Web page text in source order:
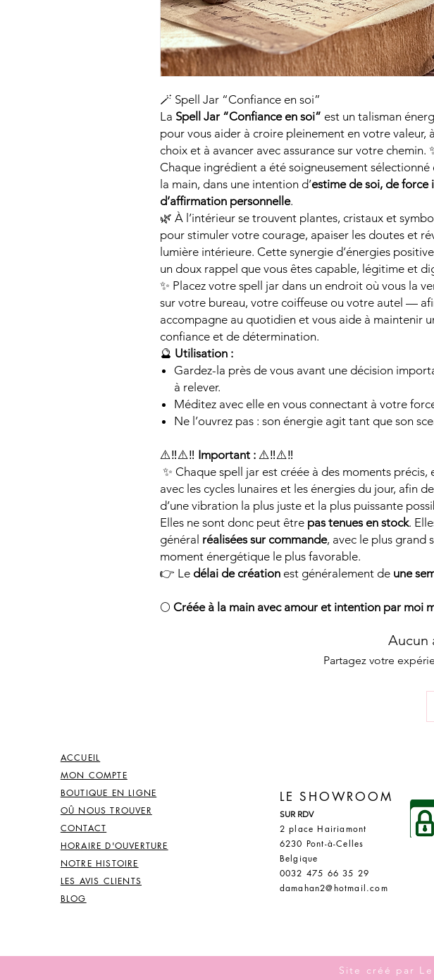
🪄 Spell Jar “Confiance en soi”
La Spell Jar “Confiance en soi” est un talisman
pour vous aider à croire pleinement en votre valeur,
choix et à avancer avec assurance sur votre chemin.
Chaque ingrédient a été soigneusement sélectionné
la main, dans une intention d’estime de soi, de force
d’affirmation personnelle.
🌿 À l’intérieur se trouvent plantes, cristaux et
pour stimuler votre courage, apaiser les doutes et
lumière intérieure. Cette synergie d’énergies
un doux rappel que vous êtes capable, légitime et
✨ Placez votre spell jar dans un endroit où vous la
sur votre bureau, votre coiffeuse ou votre autel —
accompagne au quotidien et vous aide à maintenir
confiance et de détermination.
🔮 Utilisation :
Gardez-la près de vous avant une décision
à relever.
Méditez avec elle en vous connectant à votre
Ne l’ouvrez pas : son énergie agit tant que son
⚠️‼️⚠️‼️ Important : ⚠️‼️⚠️‼️
✨ Chaque spell jar est créée à des moments précis,
avec les cycles lunaires et les énergies du jour, afin
d’une vibration la plus juste et la plus puissante
Elles ne sont donc peut être pas tenues en stock.
général réalisées sur commande, avec le plus grand
moment énergétique le plus favorable.
👉 Le délai de création est généralement de une
🌕 Créée à la main avec amour et intention par moi
Aucun
Partagez votre
ACCUEIL
MON COMPTE
BOUTIQUE EN LIGNE
OÛ NOUS TROUVER
CONTACT
HORAIRE D'OUVERTURE
NOTRE HISTOIRE
LES AVIS CLIENTS
BLOG
LE SHOWROOM
SUR RDV
2 place Hairiamont
6230 Pont-à-Celles
Belgique
0032 475 66 35 29
damahan2@hotmail.com
Site créé par